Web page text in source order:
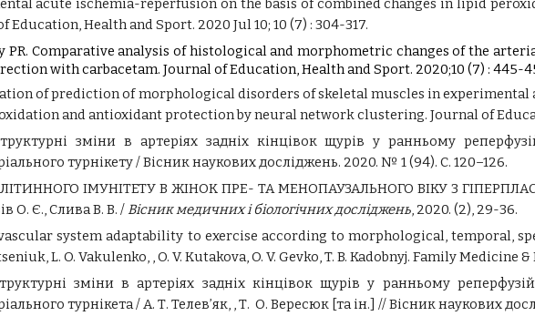
acute ischemia-reperfusion on the basis of combined changes in lipid
Health and Sport. 2020 Jul 10; 10 (7) : 304-317.
PR. Comparative analysis of histological and morphometric changes of the
with carbacetam. Journal of Education, Health and Sport. 2020;10 (7) : 445-
of prediction of morphological disorders of skeletal muscles in
and antioxidant protection by neural network clustering. Journal of
зміни в артеріях задніх кінцівок щурів у ранньому
турнікету / Вісник наукових досліджень. 2020. № 1 (94). С. 120–126.
ІМУНІТЕТУ В ЖІНОК ПРЕ- ТА МЕНОПАУЗАЛЬНОГО ВІКУ З
О. Є., Слива В. В. /Вісник медичних і біологічних досліджень, 2020. (2), 29-36.
system adaptability to exercise according to morphological, temporal,
L. O. Vakulenko, , O. V. Kutakova, O. V. Gevko, T. B. Kadobnyj. Family Medicine
зміни в артеріях задніх кінцівок щурів у ранньому
турнікета / А. Т. Телев’як, , Т. О. Вересюк [та ін.] // Вісник наукових